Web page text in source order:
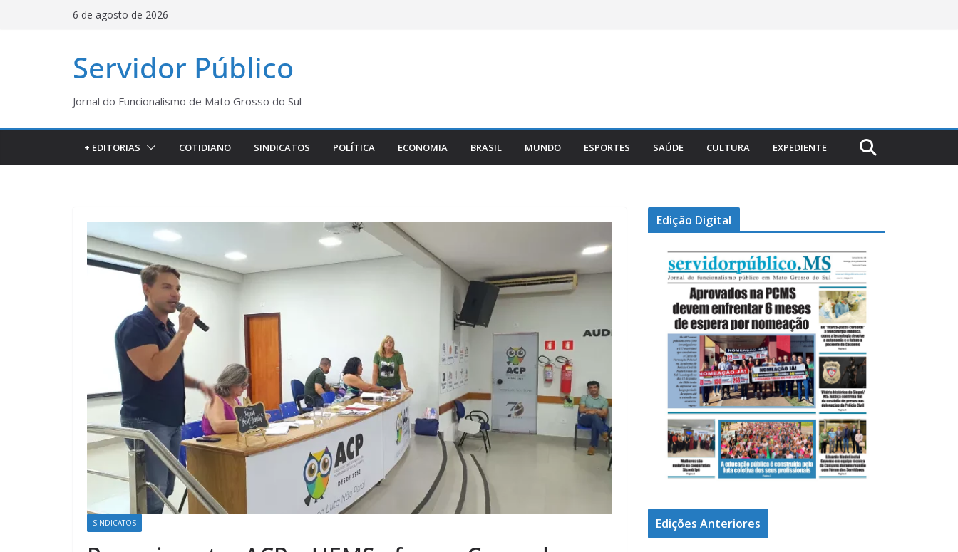
6 de agosto de 2026
Servidor Público
Jornal do Funcionalismo de Mato Grosso do Sul
+ EDITORIAS COTIDIANO SINDICATOS POLÍTICA ECONOMIA BRASIL MUNDO ESPORTES SAÚDE CULTURA EXPEDIENTE
SINDICATOS
Edição Digital
Edições Anteriores